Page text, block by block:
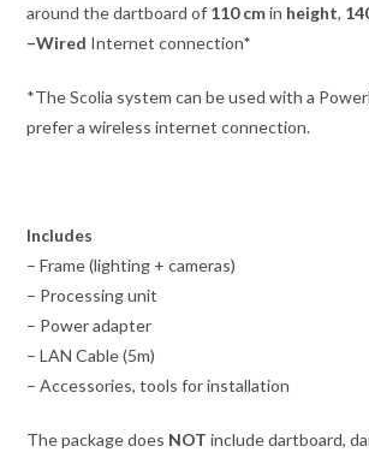
around the dartboard of 110 cmin height,
–Wired Internet connection*
*The Scolia system can be used with a
prefer a wireless internet connection.
Includes
– Frame (lighting + cameras)
– Processing unit
– Power adapter
– LAN Cable (5m)
– Accessories, tools for installation
The package does NOT include dartboard,